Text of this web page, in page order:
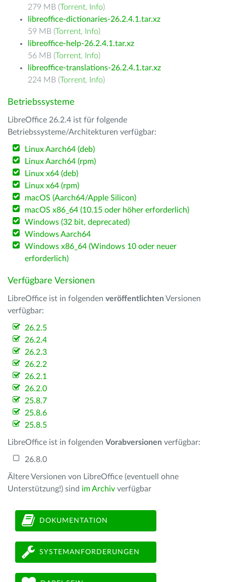
279 MB (Torrent, Info)
libreoffice-dictionaries-26.2.4.1.tar.xz
59 MB (Torrent, Info)
libreoffice-help-26.2.4.1.tar.xz
56 MB (Torrent, Info)
libreoffice-translations-26.2.4.1.tar.xz
224 MB (Torrent, Info)
Betriebssysteme
LibreOffice 26.2.4 ist für folgende
Betriebssysteme/Architekturen verfügbar:
Linux Aarch64 (deb)
Linux Aarch64 (rpm)
Linux x64 (deb)
Linux x64 (rpm)
macOS (Aarch64/Apple Silicon)
macOS x86_64 (10.15 oder höher erforderlich)
Windows (32 bit, deprecated)
Windows Aarch64
Windows x86_64 (Windows 10 oder neuer
erforderlich)
Verfügbare Versionen
LibreOffice ist in folgenden veröffentlichten Versionen
verfügbar:
26.2.5
26.2.4
26.2.3
26.2.2
26.2.1
26.2.0
25.8.7
25.8.6
25.8.5
LibreOffice ist in folgenden Vorabversionen verfügbar:
26.8.0
Ältere Versionen von LibreOffice (eventuell ohne
Unterstützung!) sind im Archiv verfügbar
DOKUMENTATION
SYSTEMANFORDERUNGEN